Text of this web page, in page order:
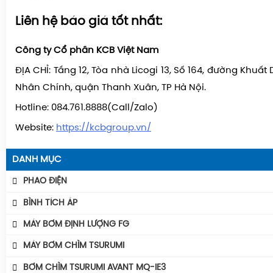
Liên hệ báo giá tốt nhất:
Công ty Cổ phần KCB Việt Nam
ĐỊA CHỈ: Tầng 12, Tòa nhà Licogi 13, Số 164, đường
Nhân Chính, quận Thanh Xuân, TP Hà Nội.
Hotline: 084.761.8888(Call/Zalo)
Website: https://kcbgroup.vn/
DANH MỤC
PHAO ĐIỆN
Phao Báo Mức
Phao Điện Tecno- Italy
BÌNH TÍCH ÁP
Bình Tích Áp Aquafill
Bình Tích Áp VAREM
MÁY BƠM ĐỊNH LƯỢNG FG
MÁY BƠM CHÌM TSURUMI
MÁY BƠM TSURUMI UNIVERSE
BƠM CHÌM TSURUMI AVANT MQ-IE3